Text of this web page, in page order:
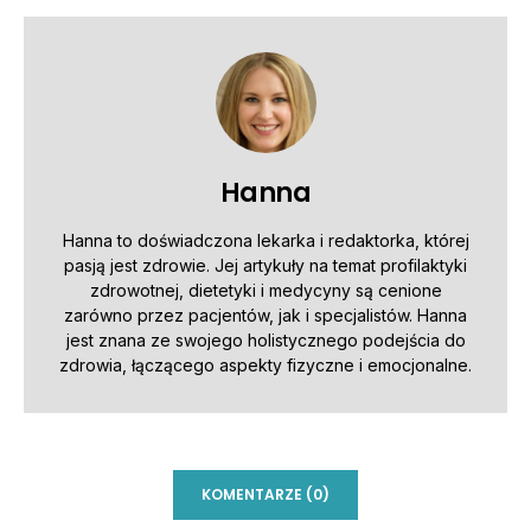
Hanna
Hanna to doświadczona lekarka i redaktorka, której
pasją jest zdrowie. Jej artykuły na temat profilaktyki
zdrowotnej, dietetyki i medycyny są cenione
zarówno przez pacjentów, jak i specjalistów. Hanna
jest znana ze swojego holistycznego podejścia do
zdrowia, łączącego aspekty fizyczne i emocjonalne.
KOMENTARZE (0)